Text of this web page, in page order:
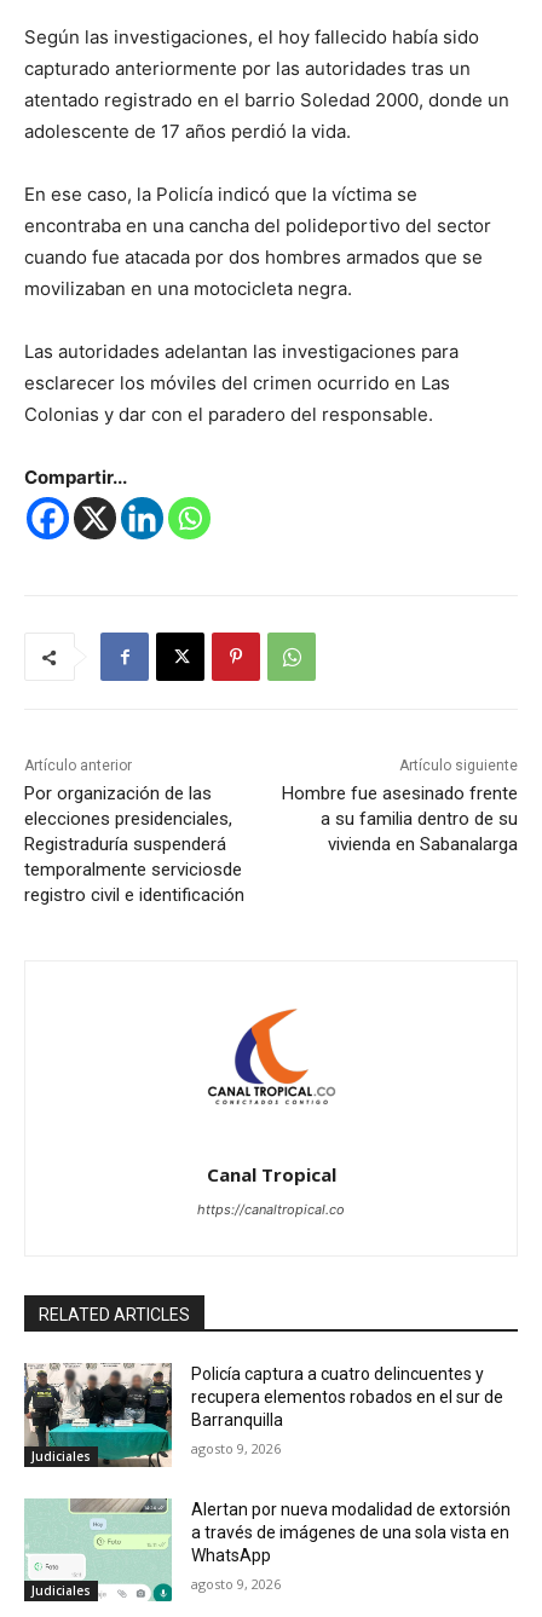
Según las investigaciones, el hoy fallecido había sido
capturado anteriormente por las autoridades tras un
atentado registrado en el barrio Soledad 2000, donde un
adolescente de 17 años perdió la vida.
En ese caso, la Policía indicó que la víctima se
encontraba en una cancha del polideportivo del sector
cuando fue atacada por dos hombres armados que se
movilizaban en una motocicleta negra.
Las autoridades adelantan las investigaciones para
esclarecer los móviles del crimen ocurrido en Las
Colonias y dar con el paradero del responsable.
Compartir...
Artículo anterior
Por organización de las
elecciones presidenciales,
Registraduría suspenderá
temporalmente serviciosde
registro civil e identificación
Artículo siguiente
Hombre fue asesinado frente
a su familia dentro de su
vivienda en Sabanalarga
Canal Tropical
https://canaltropical.co
RELATED ARTICLES
Judiciales
Policía captura a cuatro delincuentes y
recupera elementos robados en el sur de
Barranquilla
agosto 9, 2026
Judiciales
Alertan por nueva modalidad de extorsión
a través de imágenes de una sola vista en
WhatsApp
agosto 9, 2026